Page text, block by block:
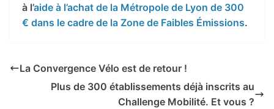
à l’aide à l’achat de la Métropole de Lyon de 300
€ dans le cadre de la Zone de Faibles Émissions.
La Convergence Vélo est de retour !
Plus de 300 établissements déjà inscrits au
Challenge Mobilité. Et vous ?